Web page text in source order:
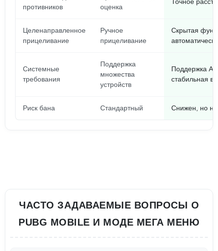
противников
оценка
Целенаправленное
прицеливание
Ручное
прицеливание
Скрытая
Системные
требования
Поддержка
множества
устройств
Поддержка
стабильная
Риск бана Стандартный Снижен, но
ЧАСТО ЗАДАВАЕМЫЕ ВОПРОСЫ О
PUBG MOBILE И МОДЕ МЕГА МЕНЮ